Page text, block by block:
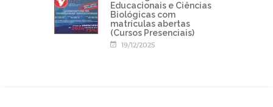
Educacionais e Ciências
Biológicas com
matrículas abertas
(Cursos Presenciais)
19/12/2025